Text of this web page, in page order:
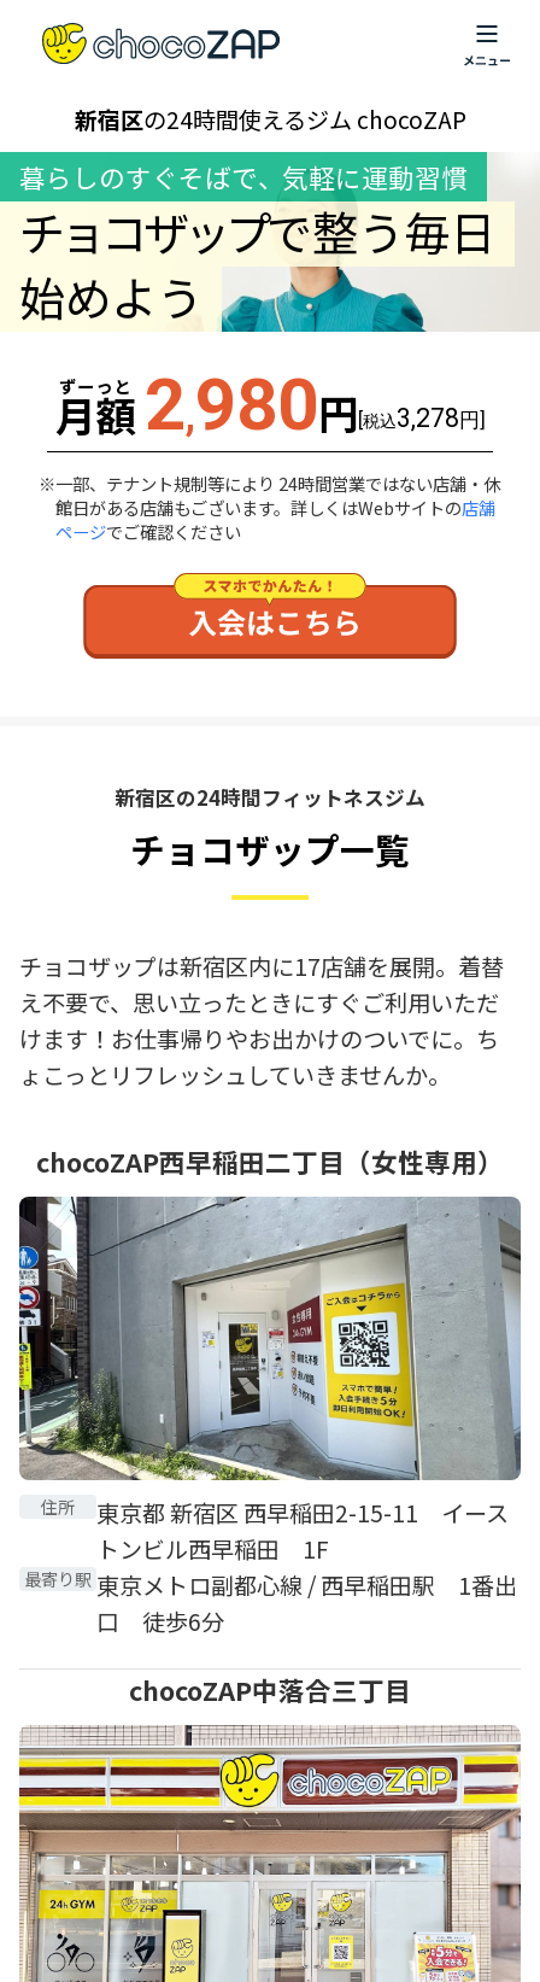
新宿区の24時間使えるジム chocoZAP
暮らしのすぐそばで、 気軽に運動習慣
チョコザップで整う毎日
始めよう
ずーっと
月額 2,980円[税込3,278円]
一部、テナント規制等により 24時間営業ではない店舗・休
館日がある店舗もございます。詳しくはWebサイトの店舗
ページでご確認ください
新宿区の24時間フィットネスジム
チョコザップ一覧
チョコザップは新宿区内に17店舗を展開。着替
え不要で、思い立ったときにすぐご利用いただ
けます！お仕事帰りやお出かけのついでに。ち
ょこっとリフレッシュしていきませんか。
chocoZAP西早稲田二丁目（女性専用）
住所
東京都 新宿区 西早稲田2-15-11 イース
トンビル西早稲田 1F
最寄り駅 東京メトロ副都心線 / 西早稲田駅 1番出
口 徒歩6分
chocoZAP中落合三丁目